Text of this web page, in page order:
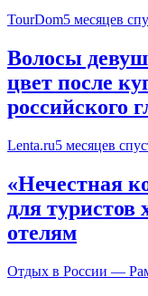
TourDom5 месяцев
Волосы
цвет после
российского
Lenta.ru5 месяцев
«Нечестная
для туристов
отелям
Отдых в России —